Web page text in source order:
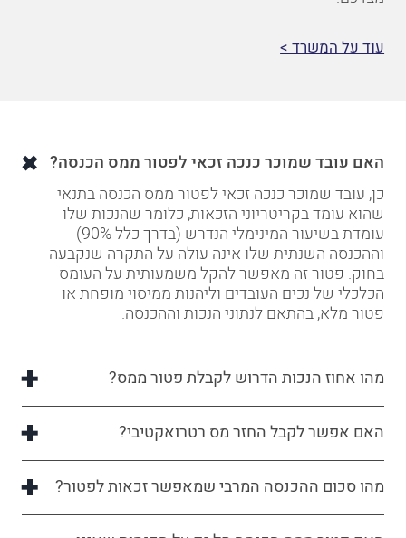
עוד על המשרד >
האם עובד שמוכר כנכה זכאי לפטור ממס הכנסה?
כן, עובד שמוכר כנכה זכאי לפטור ממס הכנסה בתנאי
שהוא עומד בקריטריוני הזכאות, כלומר שהנכות שלו
עומדת בשיעור המינימלי הנדרש (בדרך כלל 90%)
וההכנסה השנתית שלו אינה עולה על התקרה שנקבעה
בחוק. פטור זה מאפשר להקל משמעותית על העומס
הכלכלי של נכים העובדים וליהנות ממיסוי מופחת או
פטור מלא, בהתאם לנתוני הנכות וההכנסה.
מהו אחוז הנכות הדרוש לקבלת פטור ממס?
האם אפשר לקבל החזר מס רטרואקטיבי?
מהו סכום ההכנסה המרבי שמאפשר זכאות לפטור?
האם פטור ממס הכנסה חל גם על הכנסות שאינן